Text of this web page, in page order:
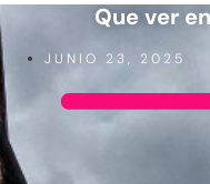
Que ver
JUNIO 23, 2025